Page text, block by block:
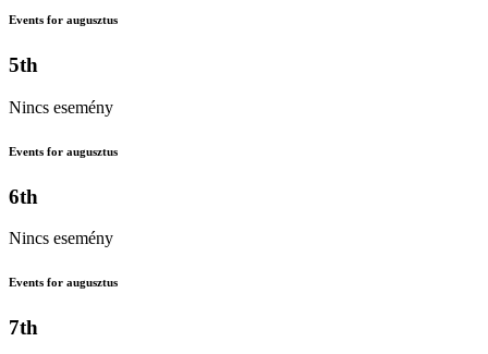
Events for augusztus
5th
Nincs esemény
Events for augusztus
6th
Nincs esemény
Events for augusztus
7th